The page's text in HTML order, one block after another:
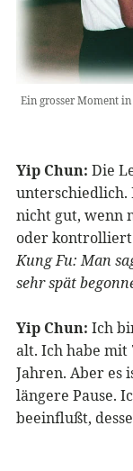
Ein grosser Moment
Yip Chun: Die
unterschiedlich.
nicht gut, wenn
oder
Kung Fu: Man
sehr spät
Yip Chun: Ich
alt. Ich habe mit
Jahren. Aber es
längere Pause.
beeinflußt,